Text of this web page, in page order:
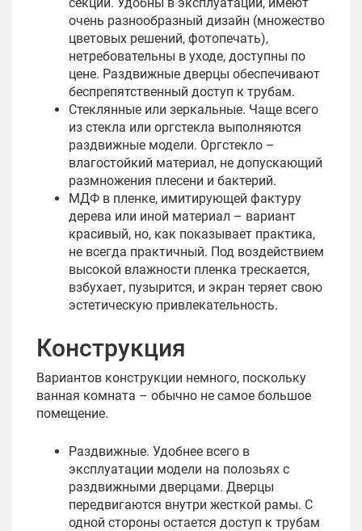
очень разнообразный дизайн (множество
цветовых решений, фотопечать),
нетребовательны в уходе, доступны по
цене. Раздвижные дверцы обеспечивают
беспрепятственный доступ к трубам.
Стеклянные или зеркальные. Чаще всего
из стекла или оргстекла выполняются
раздвижные модели. Оргстекло –
влагостойкий материал, не допускающий
размножения плесени и бактерий.
МДФ в пленке, имитирующей фактуру
дерева или иной материал – вариант
красивый, но, как показывает практика,
не всегда практичный. Под воздействием
высокой влажности пленка трескается,
взбухает, пузырится, и экран теряет свою
эстетическую привлекательность.
Конструкция
Вариантов конструкции немного, поскольку
ванная комната – обычно не самое большое
помещение.
Раздвижные. Удобнее всего в
эксплуатации модели на полозьях с
раздвижными дверцами. Дверцы
передвигаются внутри жесткой рамы. С
одной стороны остается доступ к трубам